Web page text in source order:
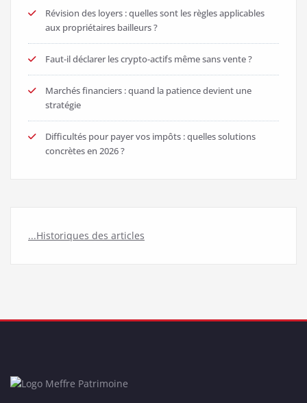
Révision des loyers : quelles sont les règles applicables
aux propriétaires bailleurs ?
Faut-il déclarer les crypto-actifs même sans vente ?
Marchés financiers : quand la patience devient une
stratégie
Difficultés pour payer vos impôts : quelles solutions
concrètes en 2026 ?
...Historiques des articles